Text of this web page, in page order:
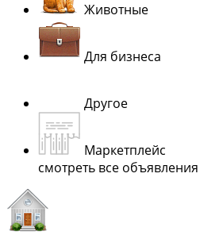
Животные
Для бизнеса
Другое
Маркетплейс
смотреть все объявления